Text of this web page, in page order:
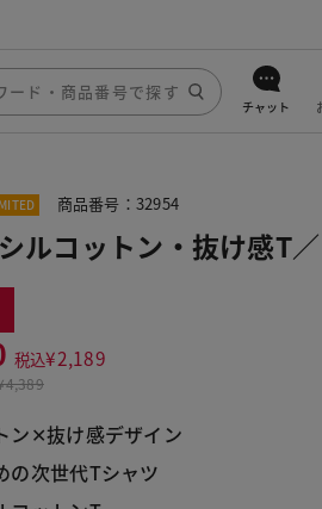
チャット
商品番号：32954
ルコットン・抜け感T
税込¥2,189
ン✕抜け感デザイン
の次世代Tシャツ